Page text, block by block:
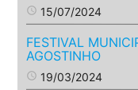
access_time 15/07/2024
FESTIVAL
AGOSTINHO
access_time 19/03/2024